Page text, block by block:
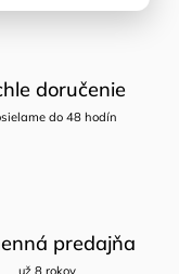
doručenie
do 48 hodín
predajňa
už 8 rokov